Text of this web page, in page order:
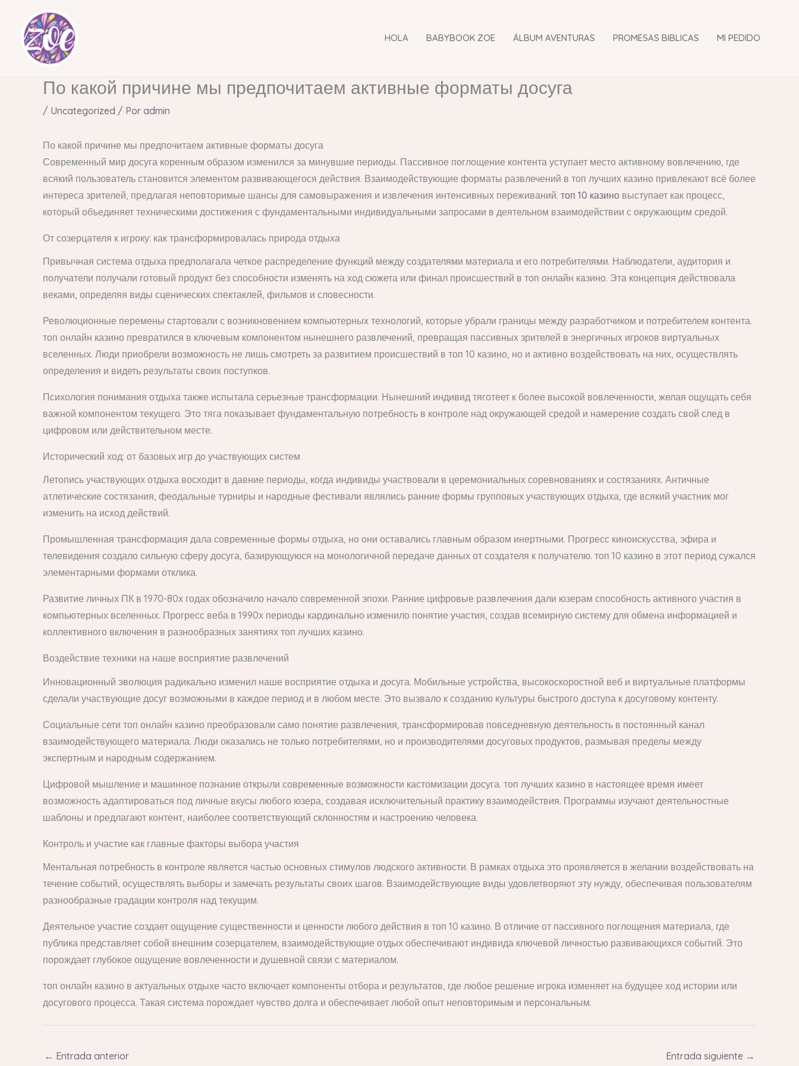
contenido
HOLA BABYBOOK ZOE ÁLBUM AVENTURAS PROMESAS BIBLICAS MI PEDIDO
По какой причине мы предпочитаем активные форматы досуга
/ Uncategorized / Por admin
По какой причине мы предпочитаем активные форматы досуга
Современный мир досуга коренным образом изменился за минувшие периоды. Пассивное поглощение контента уступает место активному вовлечению, где
всякий пользователь становится элементом развивающегося действия. Взаимодействующие форматы развлечений в топ лучших казино привлекают всё более
интереса зрителей, предлагая неповторимые шансы для самовыражения и извлечения интенсивных переживаний. топ 10 казино выступает как процесс,
который объединяет техническими достижения с фундаментальными индивидуальными запросами в деятельном взаимодействии с окружающим средой.
От созерцателя к игроку: как трансформировалась природа отдыха
Привычная система отдыха предполагала четкое распределение функций между создателями материала и его потребителями. Наблюдатели, аудитория и
получатели получали готовый продукт без способности изменять на ход сюжета или финал происшествий в топ онлайн казино. Эта концепция действовала
веками, определяя виды сценических спектаклей, фильмов и словесности.
Революционные перемены стартовали с возникновением компьютерных технологий, которые убрали границы между разработчиком и потребителем контента.
топ онлайн казино превратился в ключевым компонентом нынешнего развлечений, превращая пассивных зрителей в энергичных игроков виртуальных
вселенных. Люди приобрели возможность не лишь смотреть за развитием происшествий в топ 10 казино, но и активно воздействовать на них, осуществлять
определения и видеть результаты своих поступков.
Психология понимания отдыха также испытала серьезные трансформации. Нынешний индивид тяготеет к более высокой вовлеченности, желая ощущать себя
важной компонентом текущего. Это тяга показывает фундаментальную потребность в контроле над окружающей средой и намерение создать свой след в
цифровом или действительном месте.
Исторический ход: от базовых игр до участвующих систем
Летопись участвующих отдыха восходит в давние периоды, когда индивиды участвовали в церемониальных соревнованиях и состязаниях. Античные
атлетические состязания, феодальные турниры и народные фестивали являлись ранние формы групповых участвующих отдыха, где всякий участник мог
изменить на исход действий.
Промышленная трансформация дала современные формы отдыха, но они оставались главным образом инертными. Прогресс киноискусства, эфира и
телевидения создало сильную сферу досуга, базирующуюся на монологичной передаче данных от создателя к получателю. топ 10 казино в этот период сужался
элементарными формами отклика.
Развитие личных ПК в 1970-80х годах обозначило начало современной эпохи. Ранние цифровые развлечения дали юзерам способность активного участия в
компьютерных вселенных. Прогресс веба в 1990х периоды кардинально изменило понятие участия, создав всемирную систему для обмена информацией и
коллективного включения в разнообразных занятиях топ лучших казино.
Воздействие техники на наше восприятие развлечений
Инновационный эволюция радикально изменил наше восприятие отдыха и досуга. Мобильные устройства, высокоскоростной веб и виртуальные платформы
сделали участвующие досуг возможными в каждое период и в любом месте. Это вызвало к созданию культуры быстрого доступа к досуговому контенту.
Социальные сети топ онлайн казино преобразовали само понятие развлечения, трансформировав повседневную деятельность в постоянный канал
взаимодействующего материала. Люди оказались не только потребителями, но и производителями досуговых продуктов, размывая пределы между
экспертным и народным содержанием.
Цифровой мышление и машинное познание открыли современные возможности кастомизации досуга. топ лучших казино в настоящее время имеет
возможность адаптироваться под личные вкусы любого юзера, создавая исключительный практику взаимодействия. Программы изучают деятельностные
шаблоны и предлагают контент, наиболее соответствующий склонностям и настроению человека.
Контроль и участие как главные факторы выбора участия
Ментальная потребность в контроле является частью основных стимулов людского активности. В рамках отдыха это проявляется в желании воздействовать на
течение событий, осуществлять выборы и замечать результаты своих шагов. Взаимодействующие виды удовлетворяют эту нужду, обеспечивая пользователям
разнообразные градации контроля над текущим.
Деятельное участие создает ощущение существенности и ценности любого действия в топ 10 казино. В отличие от пассивного поглощения материала, где
публика представляет собой внешним созерцателем, взаимодействующие отдых обеспечивают индивида ключевой личностью развивающихся событий. Это
порождает глубокое ощущение вовлеченности и душевной связи с материалом.
топ онлайн казино в актуальных отдыхе часто включает компоненты отбора и результатов, где любое решение игрока изменяет на будущее ход истории или
досугового процесса. Такая система порождает чувство долга и обеспечивает любой опыт неповторимым и персональным.
← Entrada anterior Entrada siguiente →